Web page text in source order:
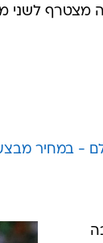
- במחיר